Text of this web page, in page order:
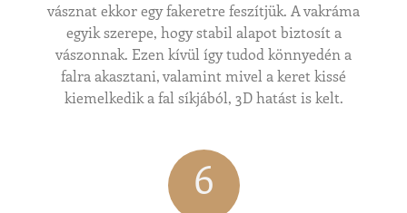
vásznat ekkor egy fakeretre feszítjük. A vakráma
egyik szerepe, hogy stabil alapot biztosít a
vászonnak. Ezen kívül így tudod könnyedén a
falra akasztani, valamint mivel a keret kissé
kiemelkedik a fal síkjából, 3D hatást is kelt.
6